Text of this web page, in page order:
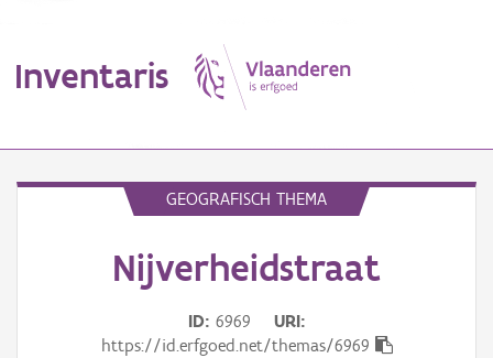
Inventaris
GEOGRAFISCH THEMA
Nijverheidstraat
ID 6969
URI
https://id.erfgoed.net/themas/6969